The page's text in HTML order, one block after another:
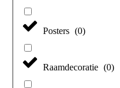
Posters (0)
Raamdecoratie (0)